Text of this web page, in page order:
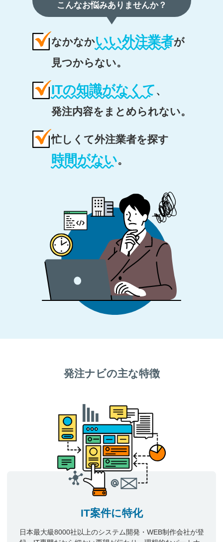
こんなお悩みありませんか？
なかなかいい外注業者が
見つからない。
ITの知識がなくて 、
発注内容をまとめられない。
忙しくて外注業者を探す
時間がない。
発注ナビの主な特徴
IT案件に特化
日本最大級8000社以上のシステム開発・WEB制作会社が登